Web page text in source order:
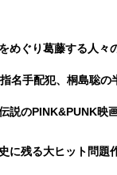
ぐり葛藤する人々
手配犯、桐島聡の
のPINK&PUNK映
残る大ヒット問題